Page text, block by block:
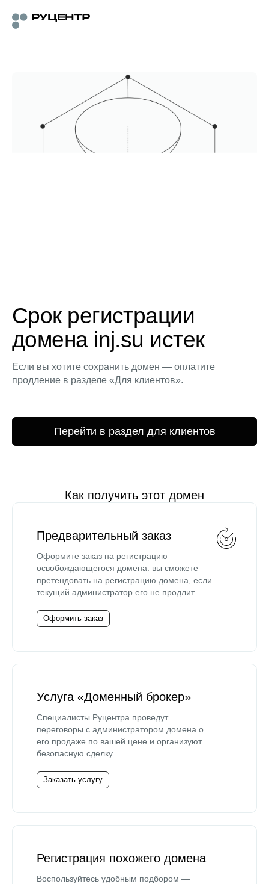
Срок регистрации
домена inj.su истек
Если вы хотите сохранить домен — оплатите
продление в разделе «Для клиентов».
Перейти в раздел для клиентов
Как получить этот домен
Предварительный заказ
Оформите заказ на регистрацию
освобождающегося домена: вы сможете
претендовать на регистрацию домена, если
текущий администратор его не продлит.
Оформить заказ
Услуга «Доменный брокер»
Специалисты Руцентра проведут
переговоры с администратором домена о
его продаже по вашей цене и организуют
безопасную сделку.
Заказать услугу
Регистрация похожего домена
Воспользуйтесь удобным подбором —